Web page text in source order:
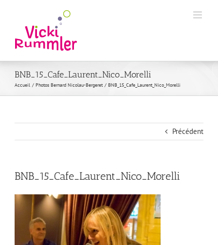
BNB_15_Cafe_Laurent_Nico_Morelli
Accueil Photos Bernard Nicolau-Bergeret BNB_15_Cafe_Laurent_Nico_Morelli
Précédent
BNB_15_Cafe_Laurent_Nico_Morelli